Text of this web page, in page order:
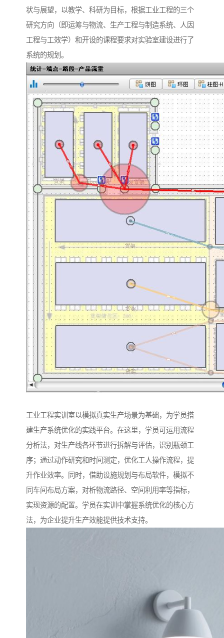
状与展望，以教学、科研为目标，根据工业工程的三个
研究方向（即运筹与物流、生产工程与制造系统、人因
工程与工效学）和开设的课程要求对实验室建设进行了
系统的规划。
工业工程实训室以模拟真实生产场景为基础，为学员搭
建生产系统优化的实践平台。在这里，学员可运用流程
分析法，对生产线各环节进行拆解与评估，识别瓶颈工
序；通过动作研究和时间测定，优化工人操作流程，提
升作业效率。同时，借助设施规划与布局软件，模拟不
同车间布局方案，对析物流路径、空间利用率等指标，
实现资源的配置。学员在实训中掌握系统优化的核心方
法，为企业提升生产效能提供技术支持。​